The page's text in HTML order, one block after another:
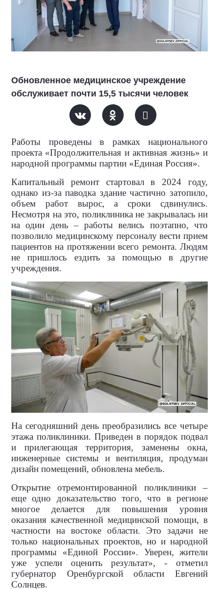
Обновленное медицинское учреждение
обслуживает почти 15,5 тысячи человек
Работы проведены в рамках национального
проекта «Продолжительная и активная жизнь» и
народной программы партии «Единая Россия».
Капитальный ремонт стартовал в 2024 году,
однако из-за паводка здание частично затопило,
объем работ вырос, а сроки сдвинулись.
Несмотря на это, поликлиника не закрывалась ни
на один день – работы велись поэтапно, что
позволило медицинскому персоналу вести прием
пациентов на протяжении всего ремонта. Людям
не пришлось ездить за помощью в другие
учреждения.
На сегодняшний день преобразились все четыре
этажа поликлиники. Приведен в порядок подвал
и прилегающая территория, заменены окна,
инженерные системы и вентиляция, продуман
дизайн помещений, обновлена мебель.
Открытие отремонтированной поликлиники –
еще одно доказательство того, что в регионе
многое делается для повышения уровня
оказания качественной медицинской помощи, в
частности на востоке области. Это задачи не
только национальных проектов, но и народной
программы «Единой России». Уверен, жители
уже успели оценить результат», - отметил
губернатор Оренбургской области Евгений
Солнцев.